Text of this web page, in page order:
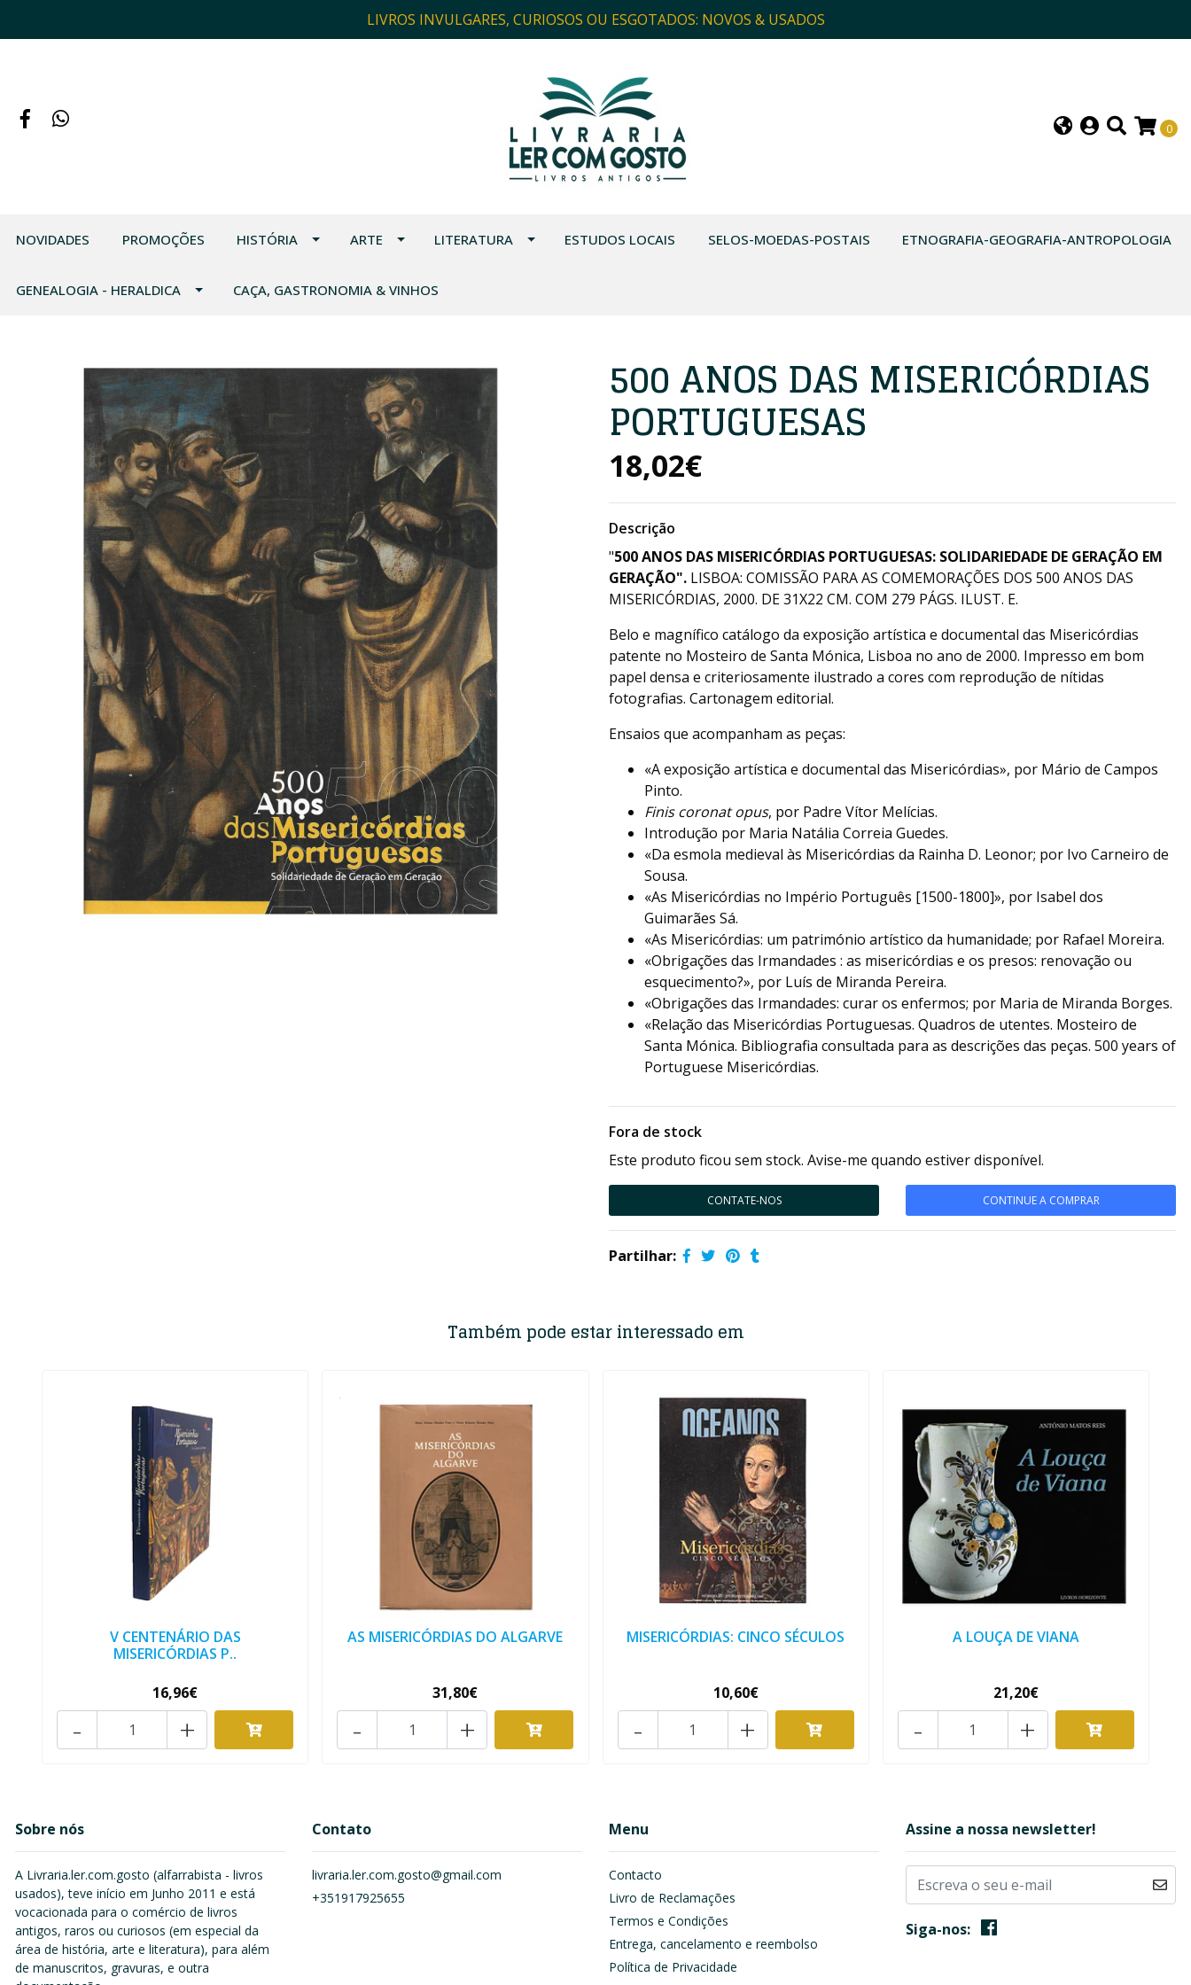
LIVROS INVULGARES, CURIOSOS OU ESGOTADOS: NOVOS & USADOS
0
NOVIDADES PROMOÇÕES HISTÓRIA ARTE LITERATURA ESTUDOS LOCAIS SELOS-MOEDAS-POSTAIS ETNOGRAFIA-GEOGRAFIA-ANTROPOLOGIA
GENEALOGIA - HERALDICA CAÇA, GASTRONOMIA & VINHOS
500 ANOS DAS MISERICÓRDIAS
PORTUGUESAS
18,02€
Descrição
"500 ANOS DAS MISERICÓRDIAS PORTUGUESAS: SOLIDARIEDADE DE GERAÇÃO EM
GERAÇÃO". LISBOA: COMISSÃO PARA AS COMEMORAÇÕES DOS 500 ANOS DAS
MISERICÓRDIAS, 2000. DE 31X22 CM. COM 279 PÁGS. ILUST. E.
Belo e magnífico catálogo da exposição artística e documental das Misericórdias
patente no Mosteiro de Santa Mónica, Lisboa no ano de 2000. Impresso em bom
papel densa e criteriosamente ilustrado a cores com reprodução de nítidas
fotografias. Cartonagem editorial.
Ensaios que acompanham as peças:
«A exposição artística e documental das Misericórdias», por Mário de Campos
Pinto.
Finis coronat opus, por Padre Vítor Melícias.
Introdução por Maria Natália Correia Guedes.
«Da esmola medieval às Misericórdias da Rainha D. Leonor; por Ivo Carneiro de
Sousa.
«As Misericórdias no Império Português [1500-1800]», por Isabel dos
Guimarães Sá.
«As Misericórdias: um património artístico da humanidade; por Rafael Moreira.
«Obrigações das Irmandades : as misericórdias e os presos: renovação ou
esquecimento?», por Luís de Miranda Pereira.
«Obrigações das Irmandades: curar os enfermos; por Maria de Miranda Borges.
«Relação das Misericórdias Portuguesas. Quadros de utentes. Mosteiro de
Santa Mónica. Bibliografia consultada para as descrições das peças. 500 years of
Portuguese Misericórdias.
Fora de stock
Este produto ficou sem stock. Avise-me quando estiver disponível.
CONTATE-NOS CONTINUE A COMPRAR
Partilhar:
Também pode estar interessado em
V CENTENÁRIO DAS
MISERICÓRDIAS P..
16,96€
+
-
AS MISERICÓRDIAS DO ALGARVE
31,80€
+
-
MISERICÓRDIAS: CINCO SÉCULOS
10,60€
+
-
A LOUÇA DE VIANA
21,20€
+
-
Sobre nós
A Livraria.ler.com.gosto (alfarrabista - livros
usados), teve início em Junho 2011 e está
vocacionada para o comércio de livros
antigos, raros ou curiosos (em especial da
área de história, arte e literatura), para além
de manuscritos, gravuras, e outra
Contato
livraria.ler.com.gosto@gmail.com
+351917925655
Menu
Contacto
Livro de Reclamações
Termos e Condições
Entrega, cancelamento e reembolso
Política de Privacidade
Assine a nossa newsletter!
Siga-nos: